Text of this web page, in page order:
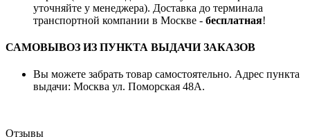
уточняйте у менеджера). Доставка до терминала
транспортной компании в Москве - бесплатная!
САМОВЫВОЗ ИЗ ПУНКТА ВЫДАЧИ ЗАКАЗОВ
Вы можете забрать товар самостоятельно. Адрес пункта
выдачи: Москва ул. Поморская 48А.
Отзывы